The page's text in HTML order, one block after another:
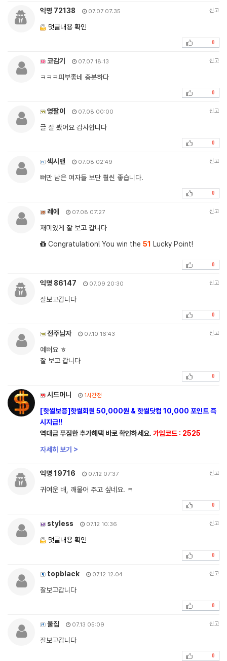
익명 72138 07.07 07:35 신고
댓글내용 확인
0
코감기 07.07 18:13 신고
ㅋㅋㅋ피부좋네 충분하다
0
영팔이 07.08 00:00 신고
글 잘 봤어요 감사합니다
0
섹시맨 07.08 02:49 신고
뼈만 남은 여자들 보단 훨씬 좋습니다.
0
레에 07.08 07:27 신고
재미있게 잘 보고 갑니다
Congratulation! You win the 51 Lucky Point!
0
익명 86147 07.09 20:30 신고
잘보고갑니다
0
전주남자 07.10 16:43 신고
예뻐요 ㅎ
잘 보고 갑니다
0
시드머니 1시간전
[핫썰보증]핫썰회원 50,000원 & 핫썰닷컴 10,000 포인트 즉
시지급!!
역대급 푸짐한 추가혜택 바로 확인하세요. 가입코드 : 2525
자세히 보기 >
익명 19716 07.12 07:37 신고
귀여운 배, 깨물어 주고 싶네요. ㅋ
0
styless 07.12 10:36 신고
댓글내용 확인
0
topblack 07.12 12:04 신고
잘보고갑니다
0
울집 07.13 05:09 신고
잘보고갑니다
0